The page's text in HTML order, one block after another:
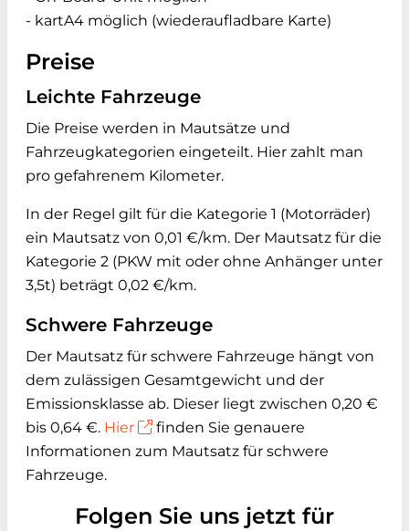
- kartA4 möglich (wiederaufladbare Karte)
Preise
Leichte Fahrzeuge
Die Preise werden in Mautsätze und
Fahrzeugkategorien eingeteilt. Hier zahlt man
pro gefahrenem Kilometer.
In der Regel gilt für die Kategorie 1 (Motorräder)
ein Mautsatz von 0,01 €/km. Der Mautsatz für die
Kategorie 2 (PKW mit oder ohne Anhänger unter
3,5t) beträgt 0,02 €/km.
Schwere Fahrzeuge
Der Mautsatz für schwere Fahrzeuge hängt von
dem zulässigen Gesamtgewicht und der
Emissionsklasse ab. Dieser liegt zwischen 0,20 €
bis 0,64 €. Hier
finden Sie genauere
Informationen zum Mautsatz für schwere
Fahrzeuge.
Folgen Sie uns jetzt für